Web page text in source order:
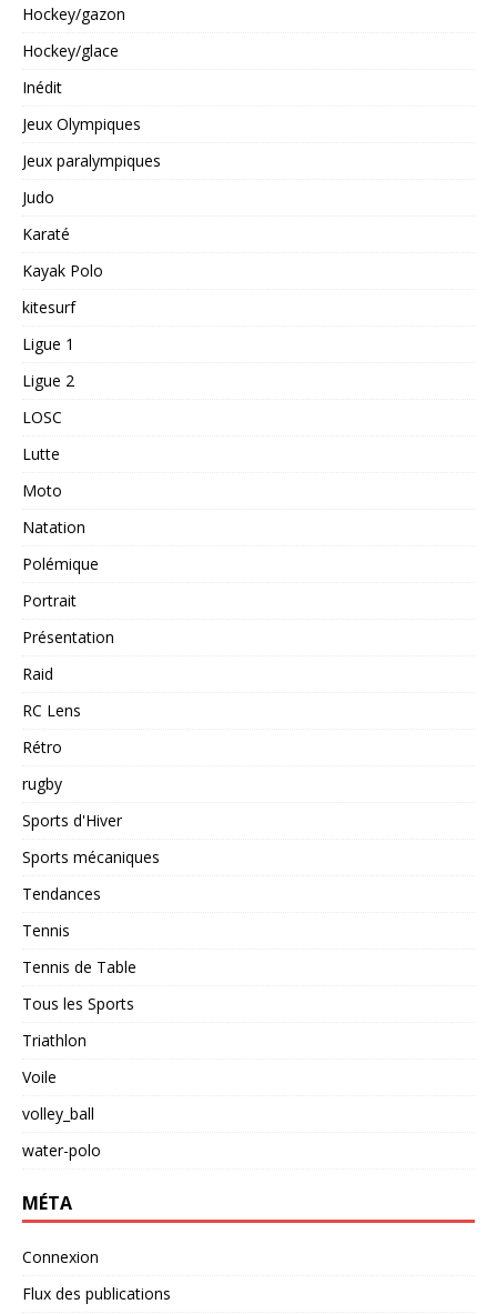
Hockey/gazon
Hockey/glace
Inédit
Jeux Olympiques
Jeux paralympiques
Judo
Karaté
Kayak Polo
kitesurf
Ligue 1
Ligue 2
LOSC
Lutte
Moto
Natation
Polémique
Portrait
Présentation
Raid
RC Lens
Rétro
rugby
Sports d'Hiver
Sports mécaniques
Tendances
Tennis
Tennis de Table
Tous les Sports
Triathlon
Voile
volley_ball
water-polo
MÉTA
Connexion
Flux des publications